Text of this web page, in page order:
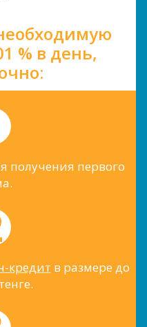
% в день,
получения первого
кредит в размере до